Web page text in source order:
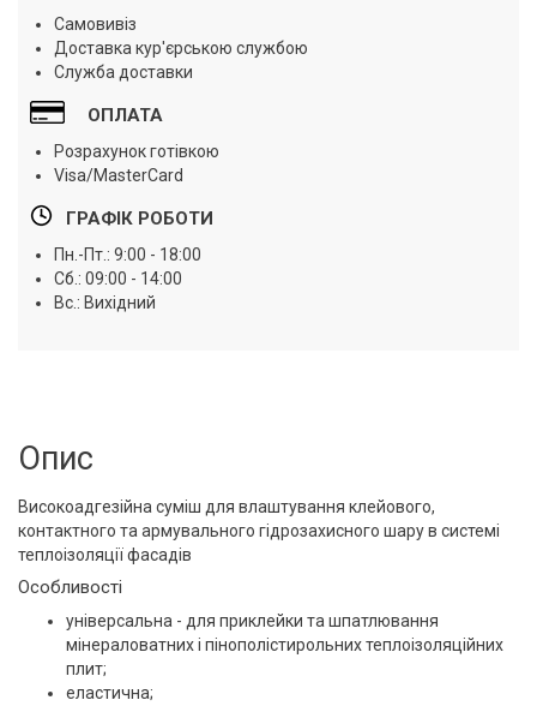
Самовивіз
Доставка кур'єрською службою
Служба доставки
ОПЛАТА
Розрахунок готівкою
Visa/MasterCard
ГРАФІК РОБОТИ
Пн.-Пт.: 9:00 - 18:00
Сб.: 09:00 - 14:00
Вс.: Вихідний
Опис
Високоадгезійна суміш для влаштування клейового,
контактного та армувального гідрозахисного шару в системі
теплоізоляції фасадів
Особливості
універсальна - для приклейки та шпатлювання
мінераловатних і пінополістирольних теплоізоляційних
плит;
еластична;